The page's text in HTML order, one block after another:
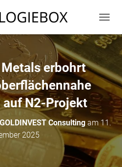
A
V
A
T
I
M
S
C
erbohrt
auf N2-Projekt
Consultingam11.
2025